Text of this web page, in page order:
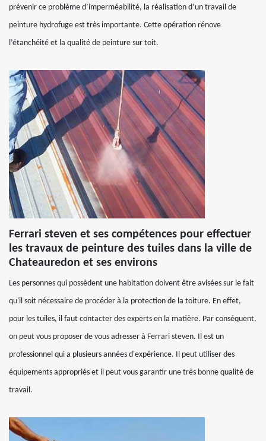
prévenir ce problème d’imperméabilité, la réalisation d’un travail de
peinture hydrofuge est très importante. Cette opération rénove
l’étanchéité et la qualité de peinture sur toit.
Ferrari steven et ses compétences pour effectuer
les travaux de peinture des tuiles dans la ville de
Chateauredon et ses environs
Les personnes qui possèdent une habitation doivent être avisées sur le fait
qu'il soit nécessaire de procéder à la protection de la toiture. En effet,
pour les tuiles, il faut contacter des experts en la matière. Par conséquent,
on peut vous proposer de vous adresser à Ferrari steven. Il est un
professionnel qui a plusieurs années d'expérience. Il peut utiliser des
équipements appropriés et il peut vous garantir une très bonne qualité de
travail.